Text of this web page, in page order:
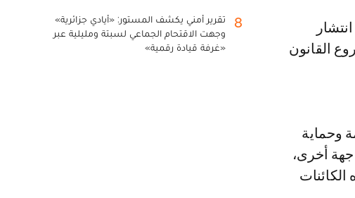
القانون
وحماية
أخرى،
8
تقرير أمني يكشف المستور: «أيادي جزائرية»
وجهت الاقتحام الجماعي لسبتة ومليلية عبر
«غرفة قيادة رقمية»